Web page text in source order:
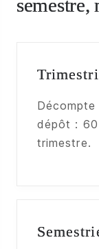
semestre,
dépôt :
trimestre.